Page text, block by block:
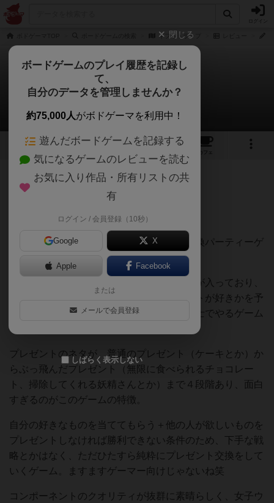
ギフトトラップ
ギフトトラップ
白州さんのレビュー
2 7
カフェ
334名 1名 0 8年以上前
レーティングが非公開に設定されたユーザー
合コンでヒット間違いなしのプレゼント交換パーティーゲ
これでもかという大量のプレゼントカードが入っており、
それが９枚並べられて、誰がどのプレゼントが好きかを予
想するという超リア充ゲーム。ゲーマー同士でやるゲーム
ではないね笑
プレゼントのネタが、普通のプレゼント（ケーキとか）か
らぶっ飛んだプレゼント（無限に食べられるチョコレー
ト、掃除してくれる妖精さんとか）まで４段階あり、面白
すぎるのがこのゲームの特徴。
自分の好きなものを当ててもらう＋他の人が欲しいものを
プレゼントしなければ勝利できない条件のため、下手な戦
略とかはなく、ただひたすら純粋にプレゼント交換をして
いくゲーム。ますますゲーマー向けじゃないね笑
コンポーネントのクオリティが抜群に素晴らしく、女子ウ
閉じる
ボードゲームのプレイ履歴を記録し
て、
自分のデータを管理しませんか？
約75,000人がボドゲーマを利用中！
遊んだボードゲームを記録する
気になるゲームのレビューを読む
お気に入り作品・所有リストの共
有
ログイン / 会員登録（10秒）
Google X
Apple Facebook
または
メールで会員登録
しばらく表示しない